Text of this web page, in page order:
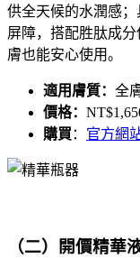
供全天候的水潤感
屏障，搭配胜肽成
膚也能安心使用。
適用膚質： 全
價格：
購買 ： 官方網
（二）開價精華